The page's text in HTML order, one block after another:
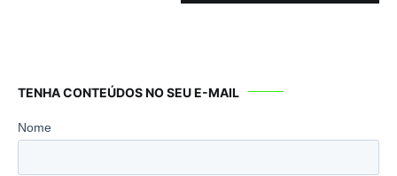
TENHA CONTEÚDOS NO SEU E-MAIL